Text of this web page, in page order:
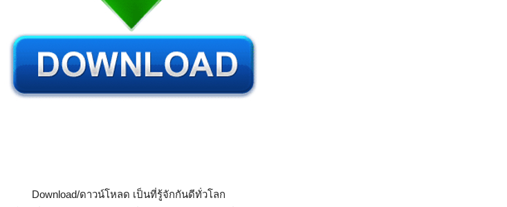
Download/ดาวน์โหลด เป็นที่รู้จักกันดีทั่วโลก